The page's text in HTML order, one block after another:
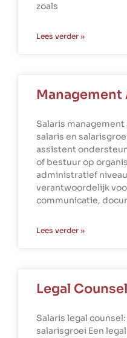
zoals
Lees verder »
Salaris
salaris en
assistent
of bestuur op
administratief
verantwoordelijk
communicatie,
Lees verder »
Legal Counsel
Salaris legal
salarisgroei Een